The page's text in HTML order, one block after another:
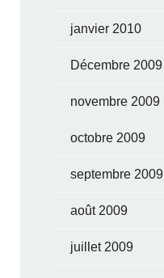
janvier 2010
Décembre 2009
novembre 2009
octobre 2009
septembre 2009
août 2009
juillet 2009